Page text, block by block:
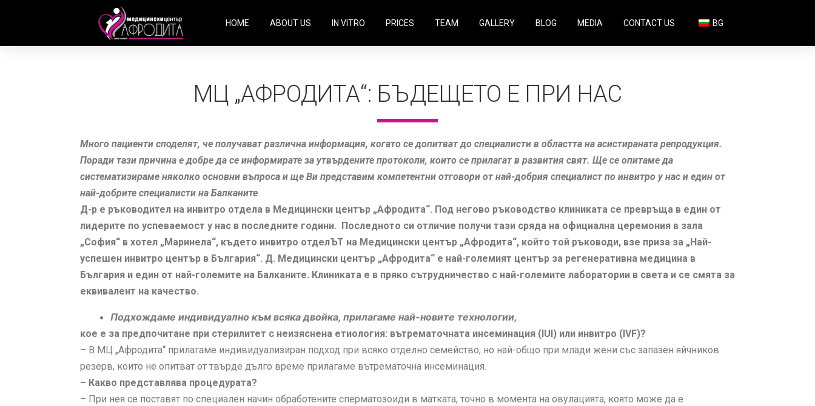
HOME ABOUT US IN VITRO PRICES TEAM GALLERY BLOG MEDIA CONTACT US BG
МЦ „АФРОДИТА“: БЪДЕЩЕТО Е ПРИ НАС
Много пациенти споделят, че получават различна информация, когато се допитват до специалисти в областта на асистираната репродукция.
Поради тази причина е добре да се информирате за утвърдените протоколи, които се прилагат в развития свят. Ще се опитаме да
систематизираме няколко основни въпроса и ще Ви представим компетентни отговори от най-добрия специалист по инвитро у нас и един от
най-добрите специалисти на Балканите
Д-р е ръководител на инвитро отдела в Медицински център „Афродита“. Под негово ръководство клиниката се превръща в един от
лидерите по успеваемост у нас в последните години. Последното си отличие получи тази сряда на официална церемония в зала
„София“ в хотел „Маринела“, където инвитро отделЪТ на Медицински център „Афродита“, който той ръководи, взе приза за „Най-
успешен инвитро център в България“. Д. Медицински център „Афродита“ е най-големият център за регенеративна медицина в
България и един от най-големите на Балканите. Клиниката е в пряко сътрудничество с най-големите лаборатории в света и се смята за
еквивалент на качество.
Подхождаме индивидуално към всяка двойка, прилагаме най-новите технологии,
кое е за предпочитане при стерилитет с неизяснена етиология: вътрематочната инсеминация (IUI) или инвитро (IVF)?
– В МЦ „Афродита“ прилагаме индивидуализиран подход при всяко отделно семейство, но най-общо при млади жени със запазен яйчников
резерв, които не опитват от твърде дълго време прилагаме вътрематочна инсеминация.
– Какво представлява процедурата?
– При нея се поставят по специален начин обработените сперматозоиди в матката, точно в момента на овулацията, която може да е